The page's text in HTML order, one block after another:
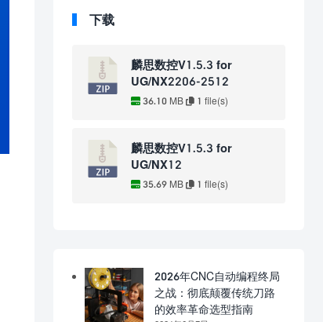
下载
麟思数控V1.5.3 for
UG/NX2206-2512
36.10 MB 1 file(s)
麟思数控V1.5.3 for
UG/NX12
35.69 MB 1 file(s)
2026年CNC自动编程终局
之战：彻底颠覆传统刀路
的效率革命选型指南